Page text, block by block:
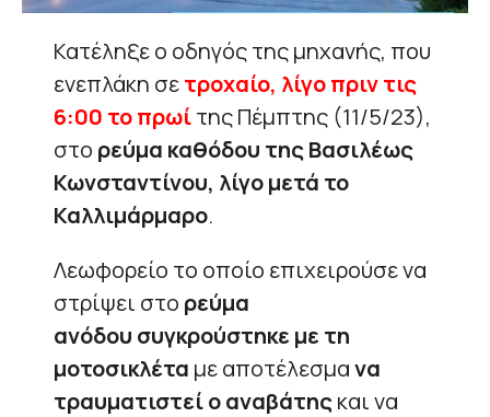
Κατέληξε ο οδηγός της μηχανής, που
ενεπλάκη σετροχαίο, λίγο πριν τις
6:00 το πρωίτης Πέμπτης (11/5/23),
στο ρεύμα καθόδου της Βασιλέως
Κωνσταντίνου, λίγο μετά το
Καλλιμάρμαρο.
Λεωφορείο το οποίο επιχειρούσε να
στρίψει στο ρεύμα
ανόδου συγκρούστηκε με τη
μοτοσικλέτα με αποτέλεσμανα
τραυματιστεί ο αναβάτηςκαι να